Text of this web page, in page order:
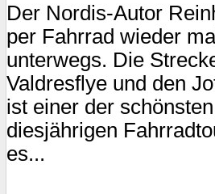
Der Nordis-Autor
per Fahrrad wieder
unterwegs. Die
Valdresflye und den
ist einer der
diesjährigen
es...